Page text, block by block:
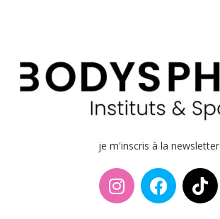
je m'inscris à la newsletter